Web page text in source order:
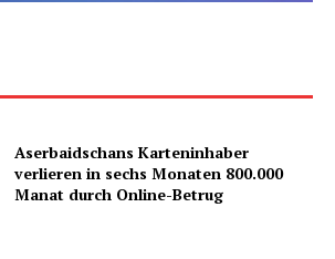
Aserbaidschans Karteninhaber
verlieren in sechs Monaten 800.000
Manat durch Online-Betrug